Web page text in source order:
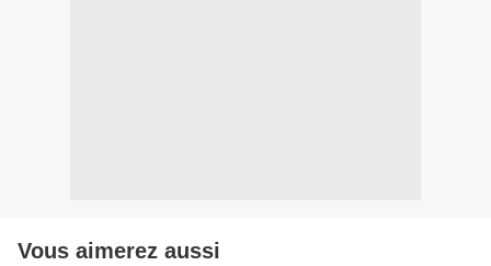
Vous aimerez aussi